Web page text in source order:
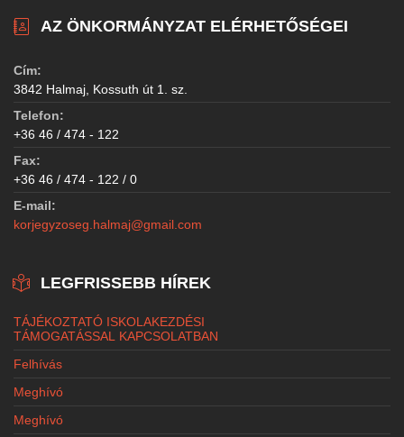
AZ ÖNKORMÁNYZAT ELÉRHETŐSÉGEI
Cím:
3842 Halmaj, Kossuth út 1. sz.
Telefon:
+36 46 / 474 - 122
Fax:
+36 46 / 474 - 122 / 0
E-mail:
korjegyzoseg.halmaj@gmail.com
LEGFRISSEBB HÍREK
TÁJÉKOZTATÓ ISKOLAKEZDÉSI
TÁMOGATÁSSAL KAPCSOLATBAN
Felhívás
Meghívó
Meghívó